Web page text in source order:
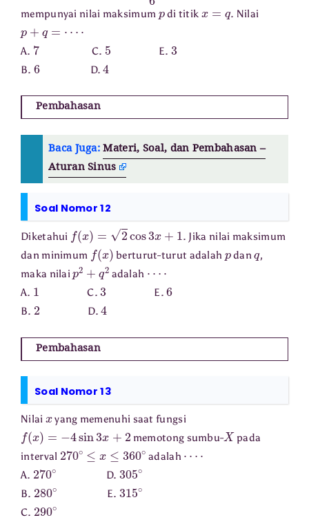
mempunyai nilai maksimum di titik . Nilai
+ = ⋅
A. 7C. 5 E. 3
B. 6D. 4
Pembahasan
Baca Juga:Materi, Soal, dan Pembahasan –
Aturan Sinus
Soal Nomor 12
Diketahui f(x )= cos3 1
. Jika nilai maksimum
dan minimum f (x ) berturut-turut adalah dan ,
maka nilai p2 + q 2 adalah
A. 1 C.3 E.6
B. 2 D. 4
Pembahasan
Soal Nomor 13
Nilai yang memenuhi saat fungsi
f(x )= −4 sin 3 +2 memotong sumbu-X pada
interval 270∘ ≤ 360∘ adalah
A. 270∘ D. 305∘
B. 280∘ E. 315∘
C. 290